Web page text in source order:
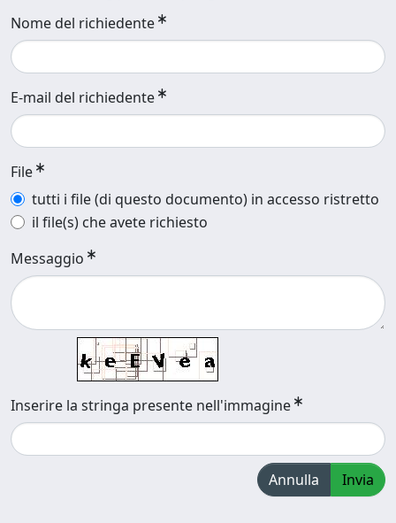
Nome del richiedente
E-mail del richiedente
File
tutti i file (di questo documento) in accesso ristretto
il file(s) che avete richiesto
Messaggio
Inserire la stringa presente nell'immagine
Annulla Invia